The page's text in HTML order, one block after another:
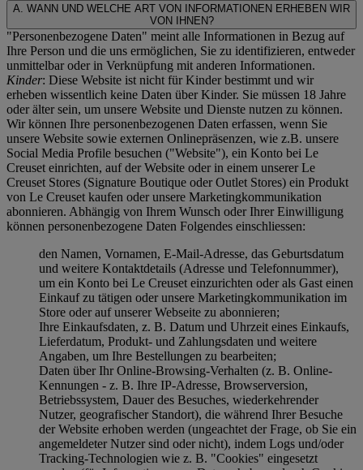
A. WANN UND WELCHE ART VON INFORMATIONEN ERHEBEN WIR
VON IHNEN?
"Personenbezogene Daten" meint alle Informationen in Bezug auf
Ihre Person und die uns ermöglichen, Sie zu identifizieren, entweder
unmittelbar oder in Verknüpfung mit anderen Informationen.
Kinder: Diese Website ist nicht für Kinder bestimmt und wir
erheben wissentlich keine Daten über Kinder. Sie müssen 18 Jahre
oder älter sein, um unsere Website und Dienste nutzen zu können.
Wir können Ihre personenbezogenen Daten erfassen, wenn Sie
unsere Website sowie externen Onlinepräsenzen, wie z.B. unsere
Social Media Profile besuchen ("Website"), ein Konto bei Le
Creuset einrichten, auf der Website oder in einem unserer Le
Creuset Stores (Signature Boutique oder Outlet Stores) ein Produkt
von Le Creuset kaufen oder unsere Marketingkommunikation
abonnieren. Abhängig von Ihrem Wunsch oder Ihrer Einwilligung
können personenbezogene Daten Folgendes einschliessen:
den Namen, Vornamen, E-Mail-Adresse, das Geburtsdatum
und weitere Kontaktdetails (Adresse und Telefonnummer),
um ein Konto bei Le Creuset einzurichten oder als Gast einen
Einkauf zu tätigen oder unsere Marketingkommunikation im
Store oder auf unserer Webseite zu abonnieren;
Ihre Einkaufsdaten, z. B. Datum und Uhrzeit eines Einkaufs,
Lieferdatum, Produkt- und Zahlungsdaten und weitere
Angaben, um Ihre Bestellungen zu bearbeiten;
Daten über Ihr Online-Browsing-Verhalten (z. B. Online-
Kennungen - z. B. Ihre IP-Adresse, Browserversion,
Betriebssystem, Dauer des Besuches, wiederkehrender
Nutzer, geografischer Standort), die während Ihrer Besuche
der Website erhoben werden (ungeachtet der Frage, ob Sie ein
angemeldeter Nutzer sind oder nicht), indem Logs und/oder
Tracking-Technologien wie z. B. "Cookies" eingesetzt